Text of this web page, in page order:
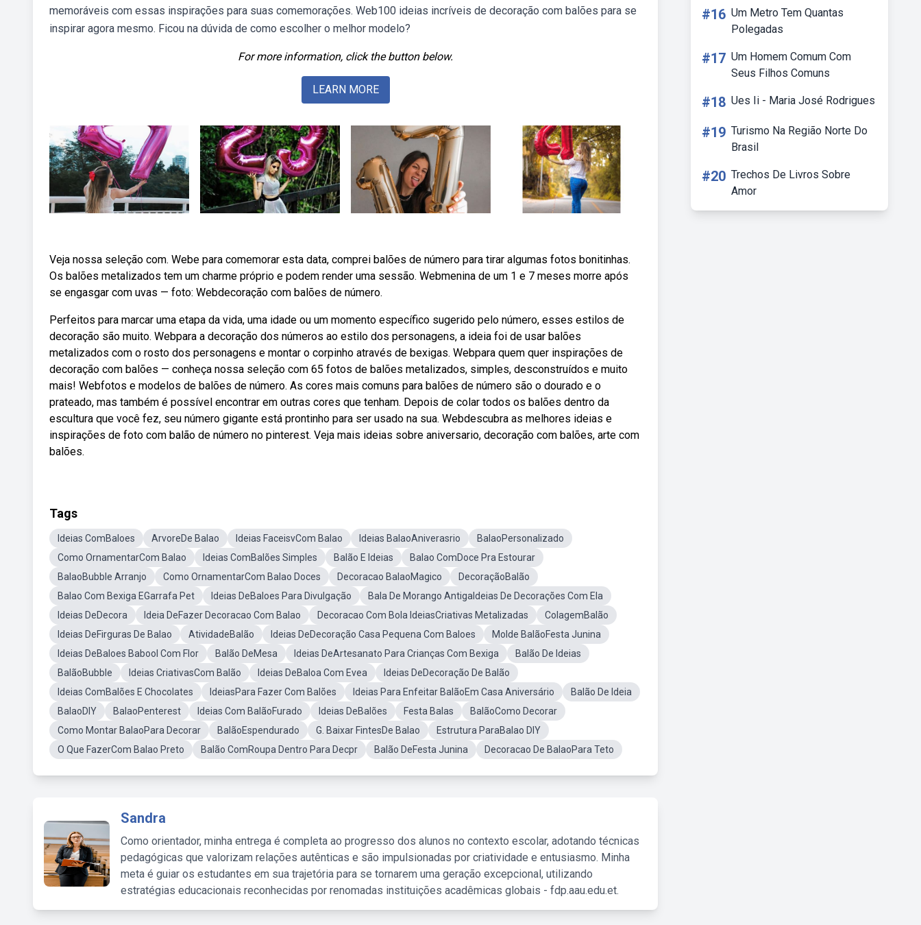
memoráveis com essas inspirações para suas comemorações. Web100 ideias incríveis de decoração com balões para se
inspirar agora mesmo. Ficou na dúvida de como escolher o melhor modelo?
For more information, click the button below.
LEARN MORE
Veja nossa seleção com. Webe para comemorar esta data, comprei balões de número para tirar algumas fotos bonitinhas.
Os balões metalizados tem um charme próprio e podem render uma sessão. Webmenina de um 1 e 7 meses morre após
se engasgar com uvas — foto: Webdecoração com balões de número.
Perfeitos para marcar uma etapa da vida, uma idade ou um momento específico sugerido pelo número, esses estilos de
decoração são muito. Webpara a decoração dos números ao estilo dos personagens, a ideia foi de usar balões
metalizados com o rosto dos personagens e montar o corpinho através de bexigas. Webpara quem quer inspirações de
decoração com balões — conheça nossa seleção com 65 fotos de balões metalizados, simples, desconstruídos e muito
mais! Webfotos e modelos de balões de número. As cores mais comuns para balões de número são o dourado e o
prateado, mas também é possível encontrar em outras cores que tenham. Depois de colar todos os balões dentro da
escultura que você fez, seu número gigante está prontinho para ser usado na sua. Webdescubra as melhores ideias e
inspirações de foto com balão de número no pinterest. Veja mais ideias sobre aniversario, decoração com balões, arte com
balões.
Tags
Ideias ComBaloes ArvoreDe Balao Ideias FaceisvCom Balao Ideias BalaoAniverasrio
BalaoPersonalizado
Como OrnamentarCom Balao
Ideias ComBalões Simples Balão E Ideias
Balao ComDoce Pra Estourar
BalaoBubble Arranjo
Como OrnamentarCom Balao Doces Decoracao BalaoMagico
DecoraçãoBalão
Balao Com Bexiga EGarrafa Pet
Ideias DeBaloes Para Divulgação
Bala De Morango AntigaIdeias De Decorações Com Ela
Ideias DeDecora
Ideia DeFazer Decoracao Com Balao Decoracao Com Bola IdeiasCriativas Metalizadas
ColagemBalão
Ideias DeFirguras De Balao
AtividadeBalão Ideias DeDecoração Casa Pequena Com Baloes
Molde BalãoFesta Junina
Ideias DeBaloes Babool Com Flor
Balão DeMesa Ideias DeArtesanato Para Crianças Com Bexiga
Balão De Ideias
BalãoBubble
Ideias CriativasCom Balão Ideias DeBaloa Com Evea
Ideias DeDecoração De Balão
Ideias ComBalões E Chocolates
IdeiasPara Fazer Com Balões Ideias Para Enfeitar BalãoEm Casa Aniversário
Balão De Ideia
BalaoDIY
BalaoPenterest Ideias Com BalãoFurado Ideias DeBalões Festa Balas
BalãoComo Decorar
Como Montar BalaoPara Decorar
BalãoEspendurado G. Baixar FintesDe Balao
Estrutura ParaBalao DIY
O Que FazerCom Balao Preto
Balão ComRoupa Dentro Para Decpr Balão DeFesta Junina Decoracao De BalaoPara Teto
Sandra
Como orientador, minha entrega é completa ao progresso dos alunos no contexto escolar, adotando técnicas
pedagógicas que valorizam relações autênticas e são impulsionadas por criatividade e entusiasmo. Minha
meta é guiar os estudantes em sua trajetória para se tornarem uma geração excepcional, utilizando
estratégias educacionais reconhecidas por renomadas instituições acadêmicas globais - fdp.aau.edu.et.
#16 Um Metro Tem Quantas
Polegadas
#17 Um Homem Comum Com
Seus Filhos Comuns
#18 Ues Ii - Maria José Rodrigues
#19 Turismo Na Região Norte Do
Brasil
#20 Trechos De Livros Sobre
Amor